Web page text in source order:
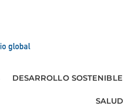
DESARROLLO SOSTENIBLE
SALUD